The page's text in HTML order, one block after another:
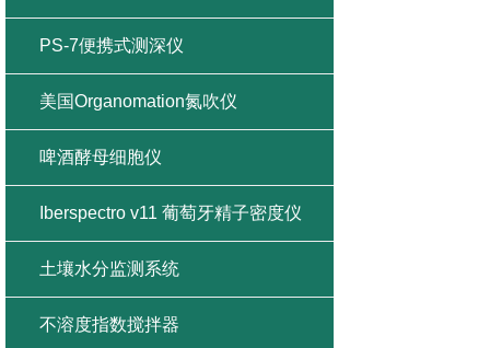
深仪
PS-7便携式测深仪
美国Organomation氮吹仪
啤酒酵母细胞仪
Iberspectro v11 葡萄牙精子密度仪
土壤水分监测系统
不溶度指数搅拌器